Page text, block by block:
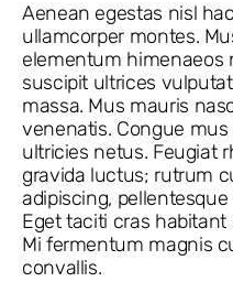
Aenean egestas nisl
ullamcorper montes.
elementum himenaeos
suscipit ultrices
massa. Mus mauris
venenatis. Congue
ultricies netus. Feugiat
gravida luctus; rutrum
adipiscing,
Eget taciti cras
Mi fermentum magnis
convallis.